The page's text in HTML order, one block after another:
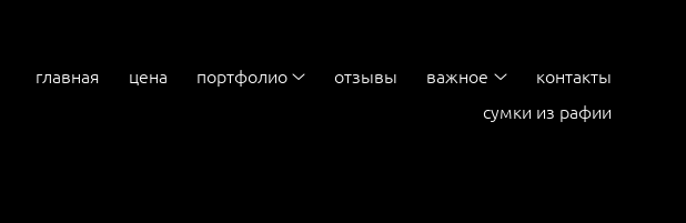
главная цена портфолио отзывы важное
контакты
сумки из рафии